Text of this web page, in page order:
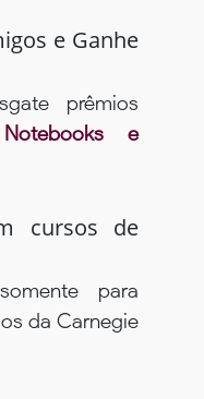
e Ganhe
prêmios
Notebooks e
cursos de
para
da Carnegie